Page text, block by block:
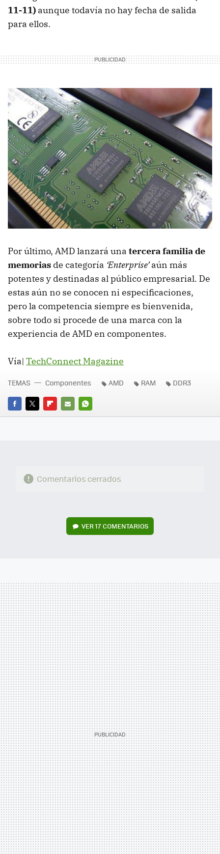
11-11) aunque todavía no hay fecha de salida
para ellos.
Por último, AMD lanzará una tercera familia de
memorias de categoría ‘Enterprise’aún más
potentes y destinadas al público empresarial. De
estas aún no se conocen ni especificaciones,
pero la competencia siempre es bienvenida,
sobre todo si procede de una marca con la
experiencia de AMD en componentes.
Vía| TechConnect Magazine
FACEBOOK
TWITTERFLIPBOARD
E-
WHATSAPP
TEMAS Componentes AMD RAM DDR3
Comentarios cerrados
VER 17 COMENTARIOS